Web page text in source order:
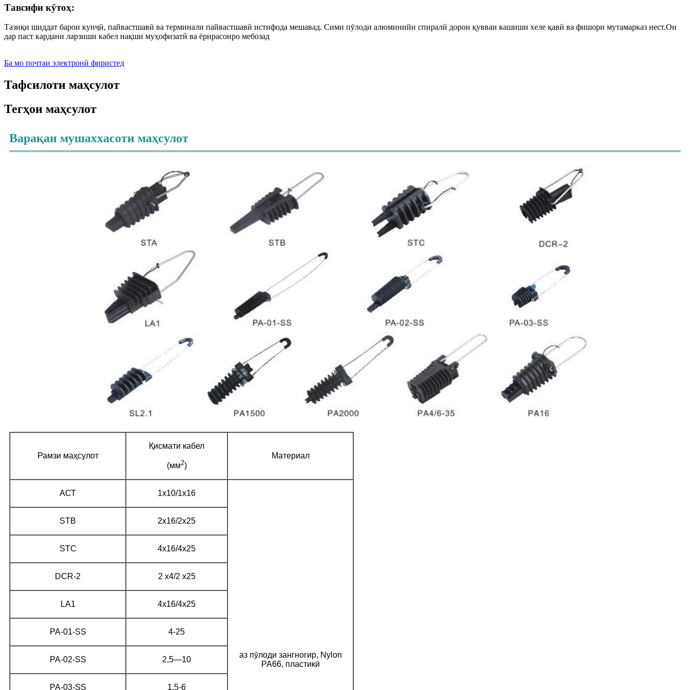
Тавсифи кӯтоҳ:
Тазиқи шиддат барои кунҷӣ, пайвастшавӣ ва терминали пайвастшавӣ истифода мешавад. Сими пӯлоди алюминийи спиралӣ дорои қувваи кашиши хеле қавӣ ва фишори мутамарказ нест.Он
дар паст кардани ларзиши кабел нақши муҳофизатӣ ва ёрирасонро мебозад
Ба мо почтаи электронӣ фиристед
Тафсилоти маҳсулот
Тегҳои маҳсулот
Варақаи мушаххасоти маҳсулот
Рамзи маҳсулот
Қисмати кабел
(мм2)
Материал
АСТ 1х10/1х16
аз пӯлоди зангногир, Nylon
PA66, пластикӣ
STB 2х16/2х25
STC 4x16/4x25
DCR-2 2 x4/2 x25
LA1 4x16/4x25
PA-01-SS 4-25
PA-02-SS 2,5—10
PA-03-SS 1,5-6